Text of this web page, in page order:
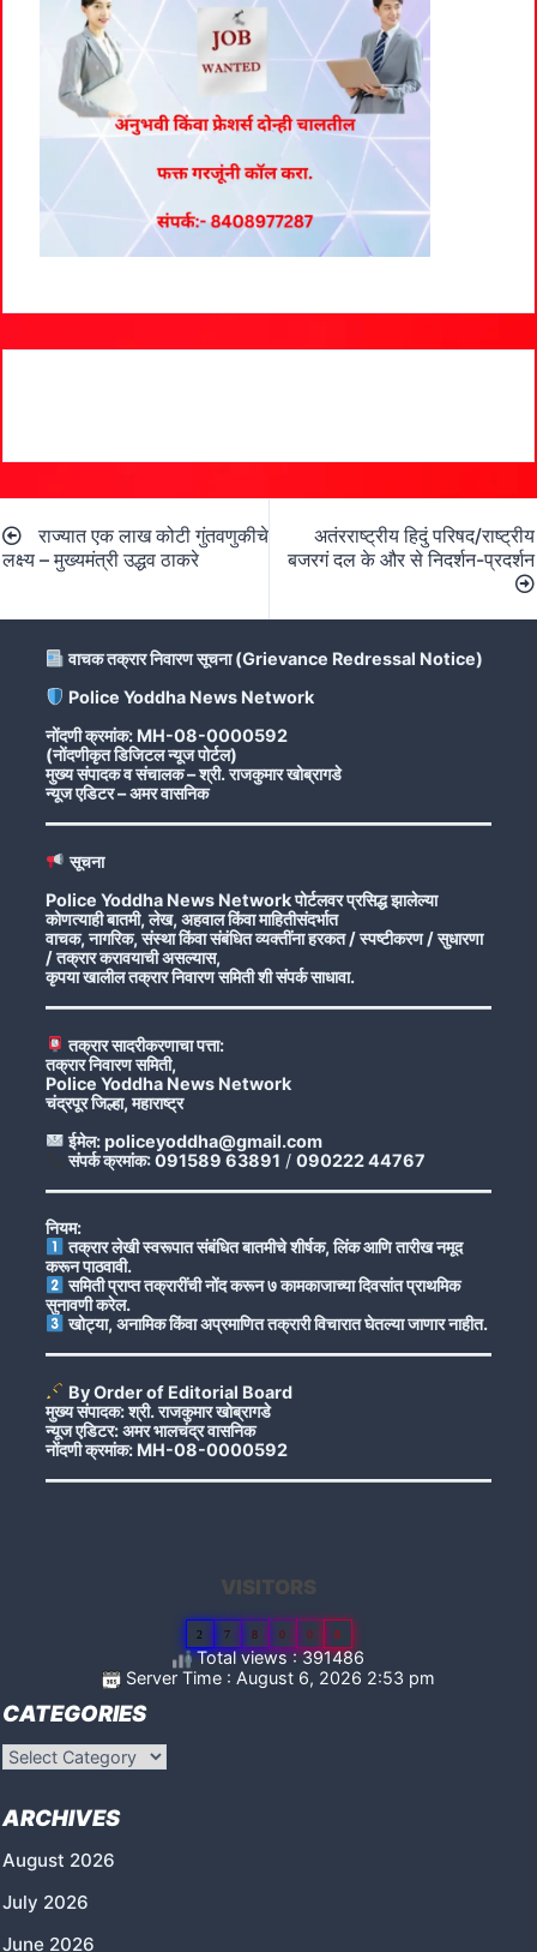
navigation
राज्यात एक लाख कोटी गुंतवणुकीचे
लक्ष्य – मुख्यमंत्री उद्धव ठाकरे
अतंरराष्ट्रीय हिदुं परिषद/राष्ट्रीय
बजरगं दल के और से निदर्शन-प्रदर्शन
वाचक तक्रार निवारण सूचना (Grievance Redressal Notice)
Police Yoddha News Network
नोंदणी क्रमांक: MH-08-0000592
(नोंदणीकृत डिजिटल न्यूज पोर्टल)
मुख्य संपादक व संचालक – श्री. राजकुमार खोब्रागडे
न्यूज एडिटर – अमर वासनिक
सूचना
Police Yoddha News Network पोर्टलवर प्रसिद्ध झालेल्या
कोणत्याही बातमी, लेख, अहवाल किंवा माहितीसंदर्भात
वाचक, नागरिक, संस्था किंवा संबंधित व्यक्तींना हरकत / स्पष्टीकरण / सुधारणा
/ तक्रार करावयाची असल्यास,
कृपया खालील तक्रार निवारण समिती शी संपर्क साधावा.
तक्रार सादरीकरणाचा पत्ता:
तक्रार निवारण समिती,
Police Yoddha News Network
चंद्रपूर जिल्हा, महाराष्ट्र
ईमेल: policeyoddha@gmail.com
संपर्क क्रमांक: 091589 63891 / 090222 44767
नियम:
तक्रार लेखी स्वरूपात संबंधित बातमीचे शीर्षक, लिंक आणि तारीख नमूद
करून पाठवावी.
समिती प्राप्त तक्रारींची नोंद करून ७ कामकाजाच्या दिवसांत प्राथमिक
सुनावणी करेल.
खोट्या, अनामिक किंवा अप्रमाणित तक्रारी विचारात घेतल्या जाणार नाहीत.
By Order of Editorial Board
मुख्य संपादक: श्री. राजकुमार खोब्रागडे
न्यूज एडिटर: अमर भालचंद्र वासनिक
नोंदणी क्रमांक: MH-08-0000592
VISITORS
2 7 8 0 0 8
Total views : 391486
Server Time : August 6, 2026 2:53 pm
CATEGORIES
Categories
ARCHIVES
August 2026
July 2026
June 2026